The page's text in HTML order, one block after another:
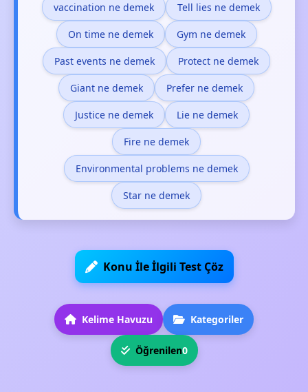
vaccination ne demek Tell lies ne demek
On time ne demek Gym ne demek
Past events ne demek Protect ne demek
Giant ne demek Prefer ne demek
Justice ne demek Lie ne demek
Fire ne demek
Environmental problems ne demek
Star ne demek
Konu İle İlgili Test Çöz
Kelime Havuzu Kategoriler
Öğrenilen0